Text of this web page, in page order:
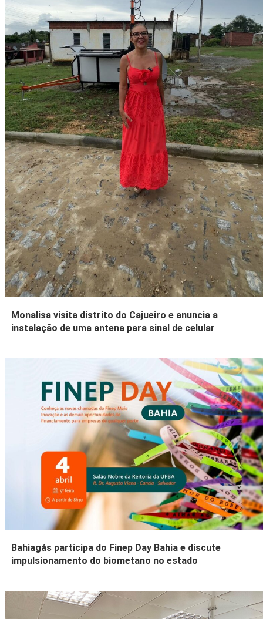
Monalisa visita distrito do Cajueiro e anuncia a
instalação de uma antena para sinal de celular
Bahiagás participa do Finep Day Bahia e discute
impulsionamento do biometano no estado